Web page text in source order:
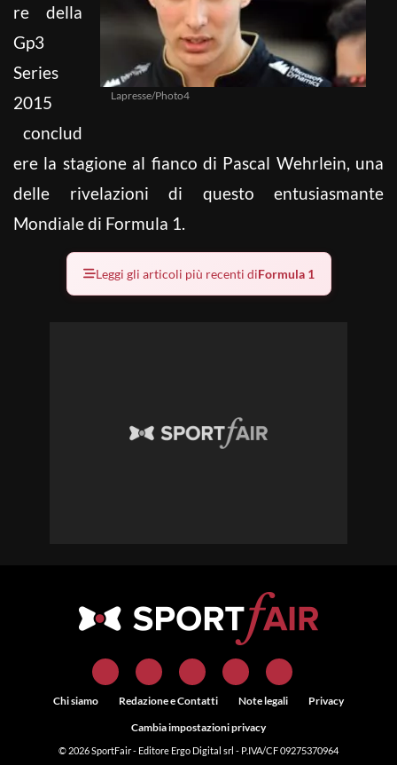
Lapresse/Photo4
re della
Gp3
Series
2015
conclud
ere la stagione al fianco di Pascal Wehrlein, una
delle rivelazioni di questo entusiasmante
Mondiale di Formula 1.
Leggi gli articoli più recenti diFormula 1
Chi siamo Redazione e Contatti Note legali
Privacy
Cambia impostazioni privacy
© 2026SportFair- Editore Ergo Digital srl - P.IVA/CF 09275370964